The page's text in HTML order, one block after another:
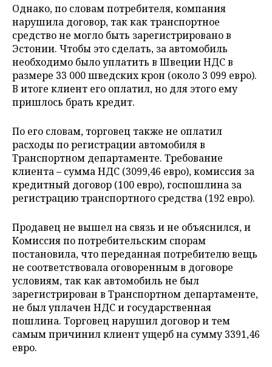
Однако, по словам потребителя, компания
нарушила договор, так как транспортное
средство не могло быть зарегистрировано в
Эстонии. Чтобы это сделать, за автомобиль
необходимо было уплатить в Швеции НДС в
размере 33 000 шведских крон (около 3 099 евро).
В итоге клиент его оплатил, но для этого ему
пришлось брать кредит.
По его словам, торговец также не оплатил
расходы по регистрации автомобиля в
Транспортном департаменте. Требование
клиента – сумма НДС (3099,46 евро), комиссия за
кредитный договор (100 евро), госпошлина за
регистрацию транспортного средства (192 евро).
Продавец не вышел на связь и не объяснился, и
Комиссия по потребительским спорам
постановила, что переданная потребителю вещь
не соответствовала оговоренным в договоре
условиям, так как автомобиль не был
зарегистрирован в Транспортном департаменте,
не был уплачен НДС и государственная
пошлина. Торговец нарушил договор и тем
самым причинил клиент ущерб на сумму 3391,46
евро.